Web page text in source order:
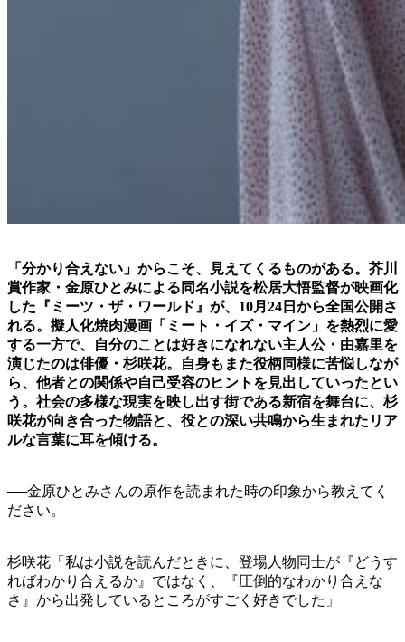
「分かり合えない」からこそ、見えてくるものがある。芥川
賞作家・金原ひとみによる同名小説を松居大悟監督が映画化
した『ミーツ・ザ・ワールド』が、10月24日から全国公開さ
れる。擬人化焼肉漫画「ミート・イズ・マイン」を熱烈に愛
する一方で、自分のことは好きになれない主人公・由嘉里を
演じたのは俳優・杉咲花。自身もまた役柄同様に苦悩しなが
ら、他者との関係や自己受容のヒントを見出していったとい
う。社会の多様な現実を映し出す街である新宿を舞台に、杉
咲花が向き合った物語と、役との深い共鳴から生まれたリア
ルな言葉に耳を傾ける。
──金原ひとみさんの原作を読まれた時の印象から教えてく
ださい。
杉咲花「私は小説を読んだときに、登場人物同士が『どうす
ればわかり合えるか』ではなく、『圧倒的なわかり合えな
さ』から出発しているところがすごく好きでした」